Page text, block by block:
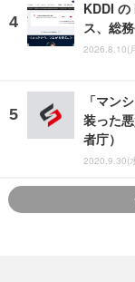
KDDI の
ス、総
2026.8.10(
「マン
装った
者庁）
2020.9.30(